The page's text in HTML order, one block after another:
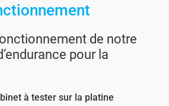
de notre
pour la
à tester sur la platine